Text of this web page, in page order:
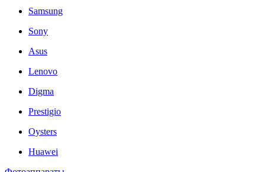
Samsung
Sony
Asus
Lenovo
Digma
Prestigio
Oysters
Huawei